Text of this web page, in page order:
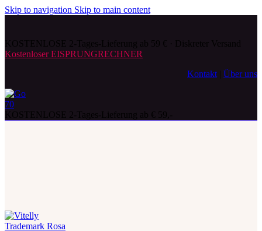
Skip to navigation Skip to main content
Kostenloser EISPRUNGRECHNER
Kontakt
Über uns